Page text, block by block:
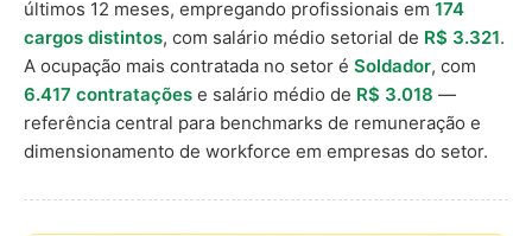
últimos 12 meses, empregando profissionais em 174
cargos distintos, com salário médio setorial de R$ 3.321.
A ocupação mais contratada no setor é Soldador, com
6.417 contratações e salário médio de R$ 3.018 —
referência central para benchmarks de remuneração e
dimensionamento de workforce em empresas do setor.